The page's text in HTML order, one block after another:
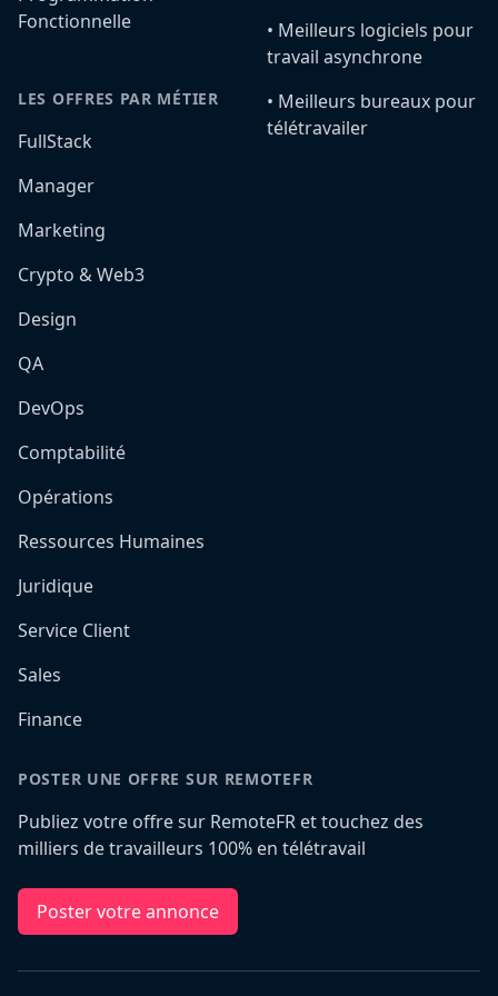
Fonctionnelle
LES OFFRES PAR MÉTIER
FullStack
Manager
Marketing
Crypto & Web3
Design
QA
DevOps
Comptabilité
Opérations
Ressources Humaines
Juridique
Service Client
Sales
Finance
•️ Meilleurs logiciels pour
travail asynchrone
•️ Meilleurs bureaux pour
télétravailer
POSTER UNE OFFRE SUR REMOTEFR
Publiez votre offre sur RemoteFR et touchez des
milliers de travailleurs 100% en télétravail
Poster votre annonce